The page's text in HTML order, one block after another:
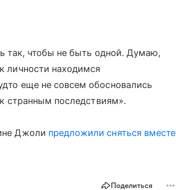
так, чтобы не быть одной. Думаю,
личности находимся
еще не совсем обосновались
странным последствиям».
Джоли предложили сняться вместе
Поделиться